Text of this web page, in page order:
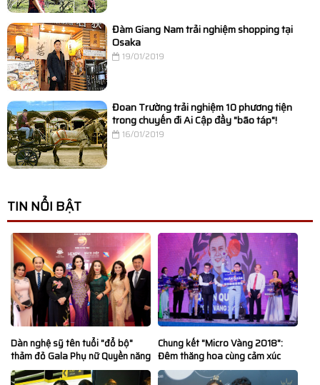
Đàm Giang Nam trải nghiệm shopping tại
Osaka
19/01/2019
Đoan Trường trải nghiệm 10 phương tiện
trong chuyến đi Ai Cập đầy "bão táp"!
16/01/2019
TIN NỔI BẬT
Dàn nghệ sỹ tên tuổi "đổ bộ"
thảm đỏ Gala Phụ nữ Quyền năng
Chung kết "Micro Vàng 2018":
Đêm thăng hoa cùng cảm xúc